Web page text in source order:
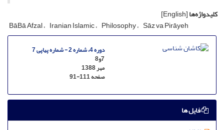
کلیدواژه‌ها[English]
BāBā Afzal Iranian Islamic Philosophy Sāz va Pirāyeh
دوره 4، شماره 2 - شماره پیاپی 7
7و8
مهر 1388
صفحه91-111
فایل ها